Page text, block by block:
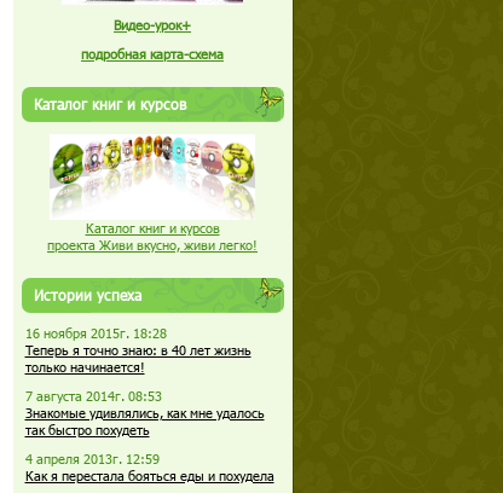
Видео-урок+
подробная карта-схема
Каталог книг и курсов
Каталог книг и курсов
проекта Живи вкусно, живи легко!
Истории успеха
16 ноября 2015г. 18:28
Теперь я точно знаю: в 40 лет жизнь
только начинается!
7 августа 2014г. 08:53
Знакомые удивлялись, как мне удалось
так быстро похудеть
4 апреля 2013г. 12:59
Как я перестала бояться еды и похудела